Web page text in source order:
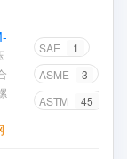
SAE
1
ASME
3
ASTM
45